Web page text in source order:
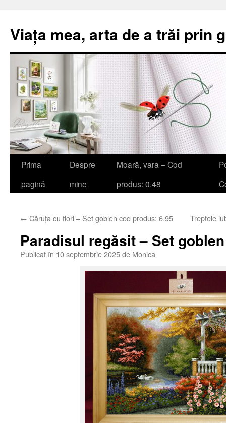
Viața mea, arta de a trăi prin
Sari
Prima
pagină
Despre
mine
Moară, vara – Cod
produs: 0.48
← Căruța cu flori – Set goblen cod produs: 6.95 Treptele
Paradisul regăsit – Set
Publicat în 10 septembrie 2025de Monica